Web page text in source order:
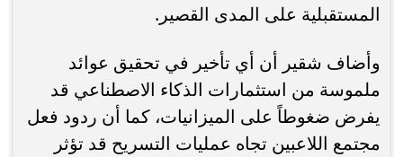
المستقبلية على المدى القصير.
وأضاف شقير أن أي تأخير في تحقيق عوائد
ملموسة من استثمارات الذكاء الاصطناعي قد
يفرض ضغوطاً على الميزانيات، كما أن ردود فعل
مجتمع اللاعبين تجاه عمليات التسريح قد تؤثر